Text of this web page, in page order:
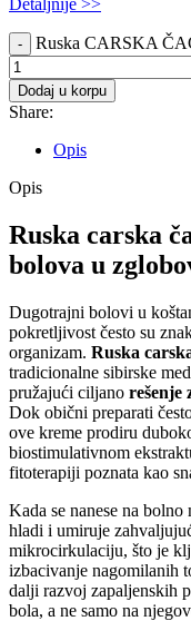
Ruska CARSKA
Dodaj u korpu
Share:
Opis
Opis
Ruska carska
bolova u
Dugotrajni bolovi u
pokretljivost često su
organizam. Ruska
tradicionalne sibirske
pružajući ciljano rešenje
Dok obični preparati
ove kreme prodiru
biostimulativnom
fitoterapiji poznata kao
Kada se nanese na
hladi i umiruje
mikrocirkulaciju, što je
izbacivanje nagomilanih
dalji razvoj zapaljenskih
bola, a ne samo na